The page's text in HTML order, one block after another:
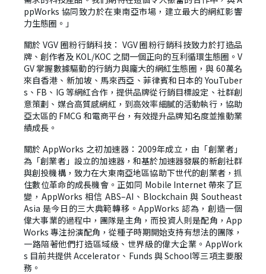
ppWorks 協同致力於在東南亞市場，建立最大的網紅影響
力生態圈。」
關於 VGV 圈粉行銷科技： VGV圈粉行銷科技致力於打造品
牌、創作者及 KOL/KOC 之間一個正向的互利循環生態圈。 V
GV掌握數據驅動的行銷力與龐大的網紅生態圈，與 60萬名
來自香港、新加坡、馬來西亞、菲律賓和日本的YouTuber
s 、 FB 、 IG 等網紅合作，提供品牌從行銷目標設定、社群創
意策劃、媒合高質感網紅，到高效率細膩的活動執行，協助
亞太區的 FMCG 和電商平台，有效提升品牌知名度並推動業
績成長。
關於 AppWorks 之初加速器： 2009年成立，由「創業者」
為「創業者」設立的加速器，和基於加速器發展的新創社群
與創投機構，致力在大東南亞地區協助下世代的創業者，抓
住數位革命的成長機會。正如同 Mobile Internet帶來了巨
變， AppWorks 相信 ABS–AI 、 Blockchain 與 Southeast
Asia 是今日的三大典範轉移。AppWorks 認為，創造一個
偉大事業的過程中，團隊是主角，而投資人則是配角， App
Works專注扮演配角，從種子時期開始支持有想法的團隊，
一路陪著他們打造區域級、世界級的偉大企業。 AppWork
s 目前共提供Accelerator 、 Funds 與School等三項主要服
務。